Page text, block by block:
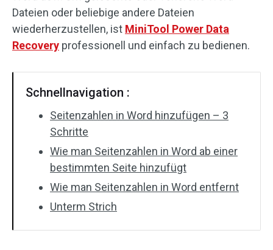
Dateien oder beliebige andere Dateien
wiederherzustellen, ist MiniTool Power Data
Recovery professionell und einfach zu bedienen.
Schnellnavigation :
Seitenzahlen in Word hinzufügen – 3
Schritte
Wie man Seitenzahlen in Word ab einer
bestimmten Seite hinzufügt
Wie man Seitenzahlen in Word entfernt
Unterm Strich